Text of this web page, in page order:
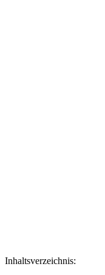
Inhaltsverzeichnis: